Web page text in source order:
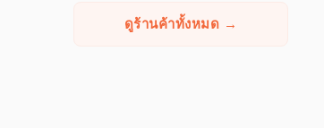
ดูร้านค้าทั้งหมด →